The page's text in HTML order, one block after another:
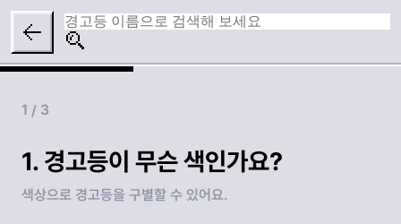
1 3
1. 경고등이 무슨 색인가요?
색상으로 경고등을 구별할 수 있어요.